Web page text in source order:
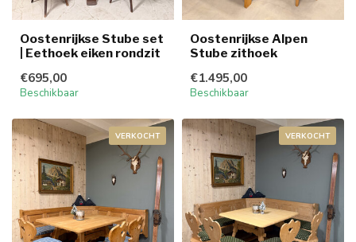
Oostenrijkse Stube set
| Eethoek eiken rondzit
€695,00
Beschikbaar
Oostenrijkse Alpen
Stube zithoek
€1.495,00
Beschikbaar
VERKOCHT VERKOCHT